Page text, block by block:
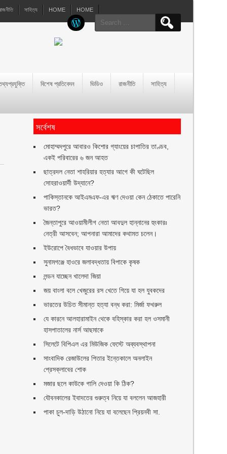
সাহিত্য HOME HOME
Search
for:
বিশেষ প্রতিবেদন ভিডিও রাজনীতি সাহিত্য
সর্বেশষ
মোহাম্মদপুরে আবারও কিশোর গ্যাংয়ের চাপাতির তাণ্ডব,
একই পরিবারের ৬ জন আহত
ছাত্রদল নেতা শাহরিয়ার হত্যার আগে কী ঘটেছিল
সোহরাওয়ার্দী উদ্যানে?
পাকিস্তানকে আইএমএফ-এর ঋণ দেওয়া কেন ঠেকাতে পারেনি
ভারত?
জৈন্তাপুরে আওয়ামীলীগ নেতা আবদুল হান্নানের হুংকারঃ
নেত্রী আসবেন; আপনারা আমাদের কথামত চলেন।
ইউরোপে বৈধভাবে যাওয়ার উপায়
সুনামগঞ্জে হাওরে জলাবদ্ধতায় বিপাকে কৃষক
লন্ডন যাচ্ছেন খালেদা জিয়া
জয় বাংলা বলে খেজুরের রস খেতে গিয়ে যা হল যুবকদের
ভারতের উচিত সীমান্ত হত্যা বন্ধ করা: মির্জা ফখরুল
যে কারনে আলহারামাইন থেকে বহিস্কার করা হল ওসমানী
হাসপাতালের নার্স আছমাকে
সিলেটে বিপিএল এর মিউজিক ফেস্টে অব্যবস্থাপনা
সাংবাদিক রেজাউলের পিতার ইন্তেকালে অনলাইন
প্রেসক্লাবের শোক
মজার ছলে কাউকে গালি দেওয়া কি ঠিক?
যৌবনকালের ইবাদতের গুরুত্ব নিয়ে যা বললেন আজহারী
পাকা চুল-দাড়ি উঠানো নিয়ে যা বলেছেন প্রিয়নবী সা.